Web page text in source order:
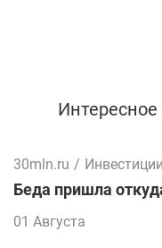
30mln.ru / Инвестиции
Беда пришла
01 Августа